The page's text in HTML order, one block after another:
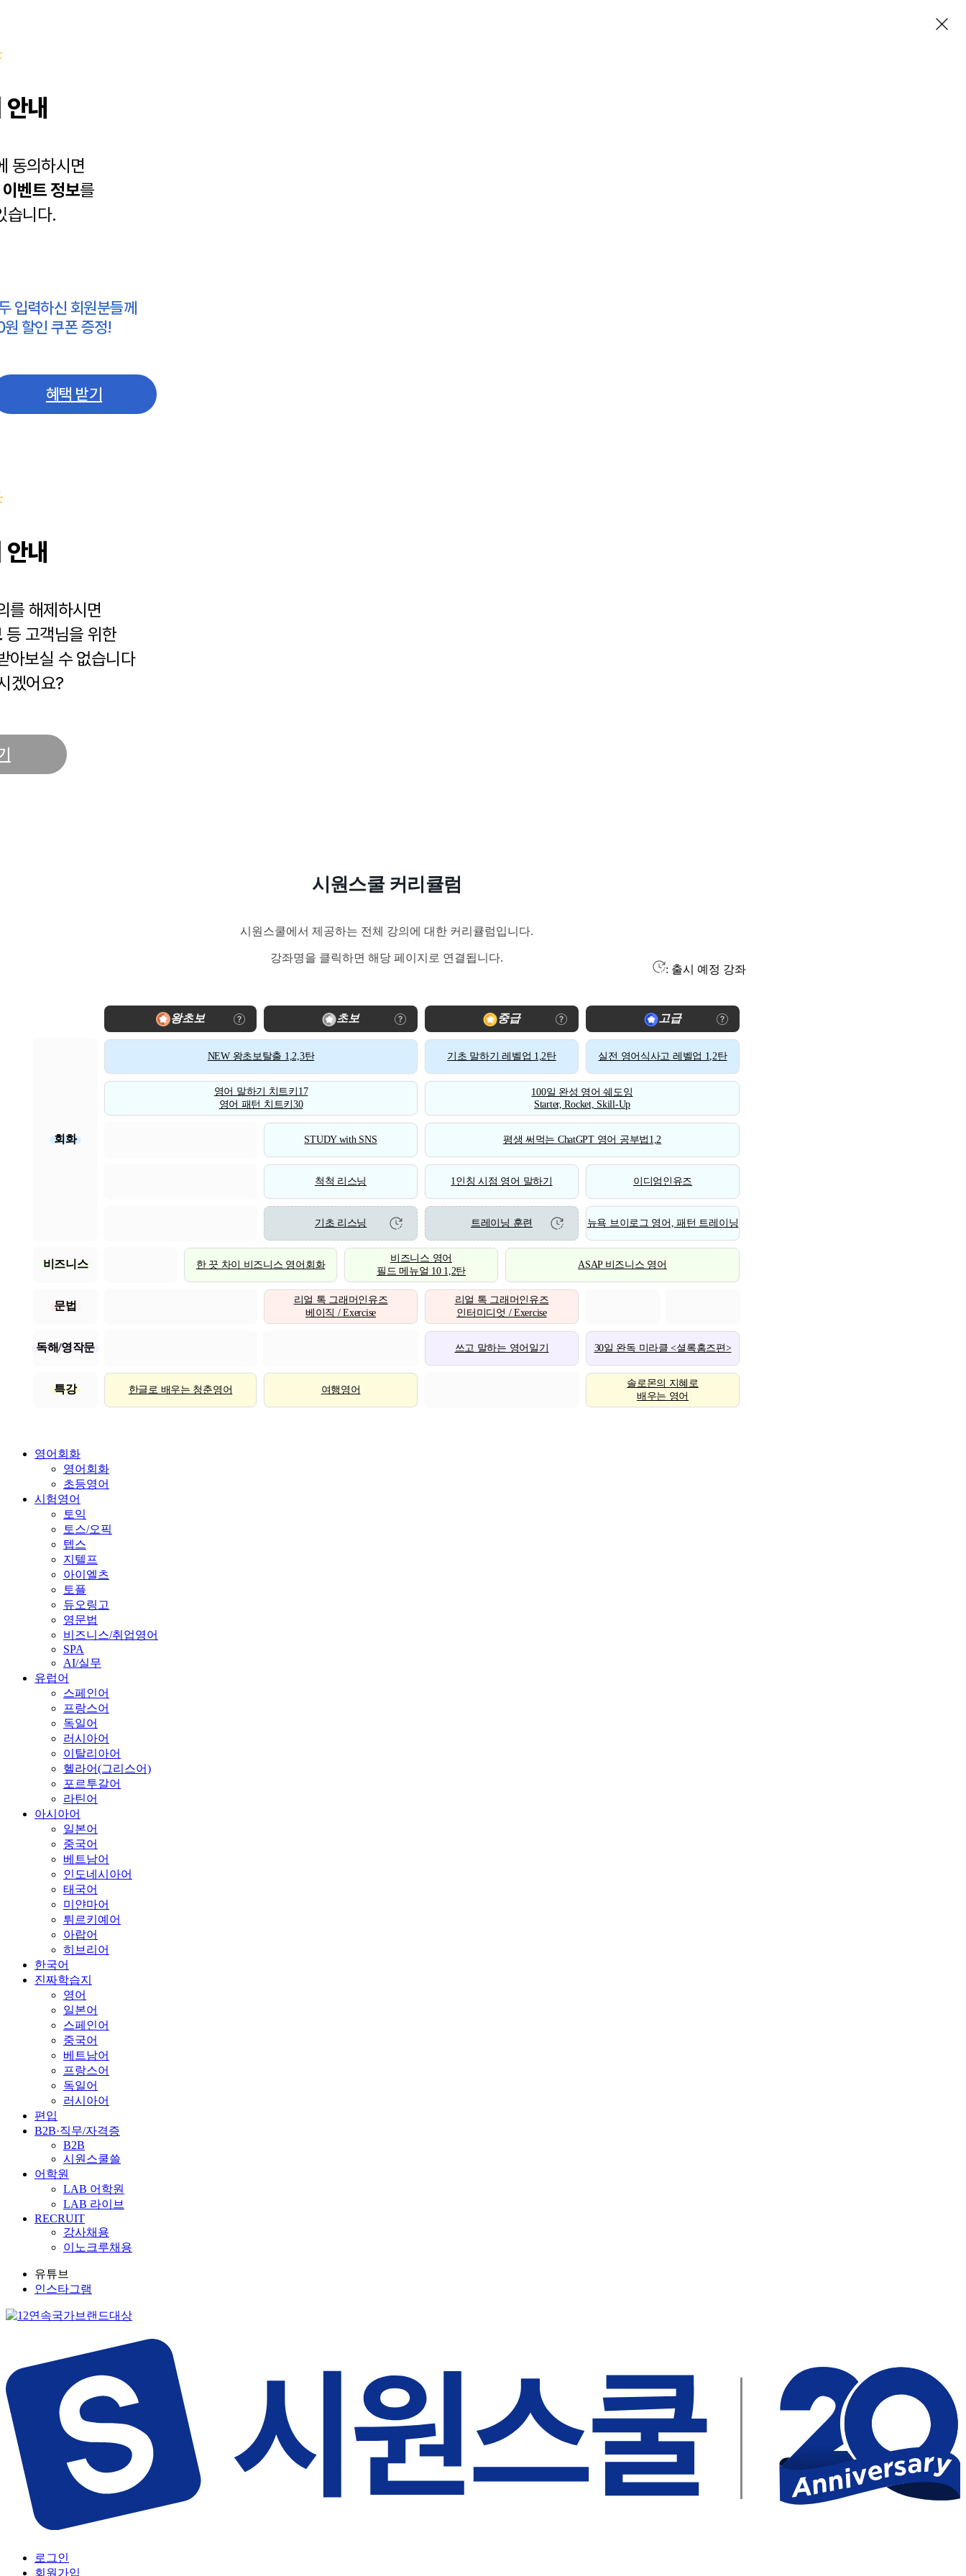
내
동의하시면
이벤트 정보를
습니다.
입력하신 회원분들께
할인 쿠폰 증정!
혜택 받기
내
를 해제하시면
등 고객님을 위한
아보실 수 없습니다
겠어요?
시원스쿨 커리큘럼
시원스쿨에서 제공하는 전체 강의에 대한 커리큘럼입니다.
강좌명을 클릭하면 해당 페이지로 연결됩니다.
: 출시 예정 강좌
왕초보 초보 중급 고급
회화
NEW 왕초보탈출 1,2,3탄 기초 말하기 레벨업 1,2탄 실전 영어식사고 레벨업 1,2탄
영어 말하기 치트키17
영어 패턴 치트키30
100일 완성 영어 쉐도잉
Starter, Rocket, Skill-Up
STUDY with SNS 평생 써먹는 ChatGPT 영어 공부법1,2
척척 리스닝 1인칭 시점 영어 말하기 이디엄인유즈
기초 리스닝 트레이닝 훈련 뉴욕 브이로그 영어, 패턴 트레이닝
비즈니스 한 끗 차이 비즈니스 영어회화
비즈니스 영어
필드 메뉴얼 10 1,2탄
ASAP 비즈니스 영어
문법
리얼 톡 그래머인유즈
베이직 / Exercise
리얼 톡 그래머인유즈
인터미디엇 / Exercise
독해/영작문 쓰고 말하는 영어일기 30일 완독 미라클 <셜록홈즈편>
특강 한글로 배우는 청춘영어 여행영어
솔로몬의 지혜로
배우는 영어
영어회화
영어회화
초등영어
시험영어
토익
토스/오픽
텝스
지텔프
아이엘츠
토플
듀오링고
영문법
비즈니스/취업영어
SPA
AI/실무
유럽어
스페인어
프랑스어
독일어
러시아어
이탈리아어
헬라어(그리스어)
포르투갈어
라틴어
아시아어
일본어
중국어
베트남어
인도네시아어
태국어
미얀마어
튀르키예어
아랍어
히브리어
한국어
진짜학습지
영어
일본어
스페인어
중국어
베트남어
프랑스어
독일어
러시아어
편입
B2B·직무/자격증
B2B
시원스쿨쓸
어학원
LAB 어학원
LAB 라이브
RECRUIT
강사채용
이노크루채용
유튜브
인스타그램
로그인
회원가입